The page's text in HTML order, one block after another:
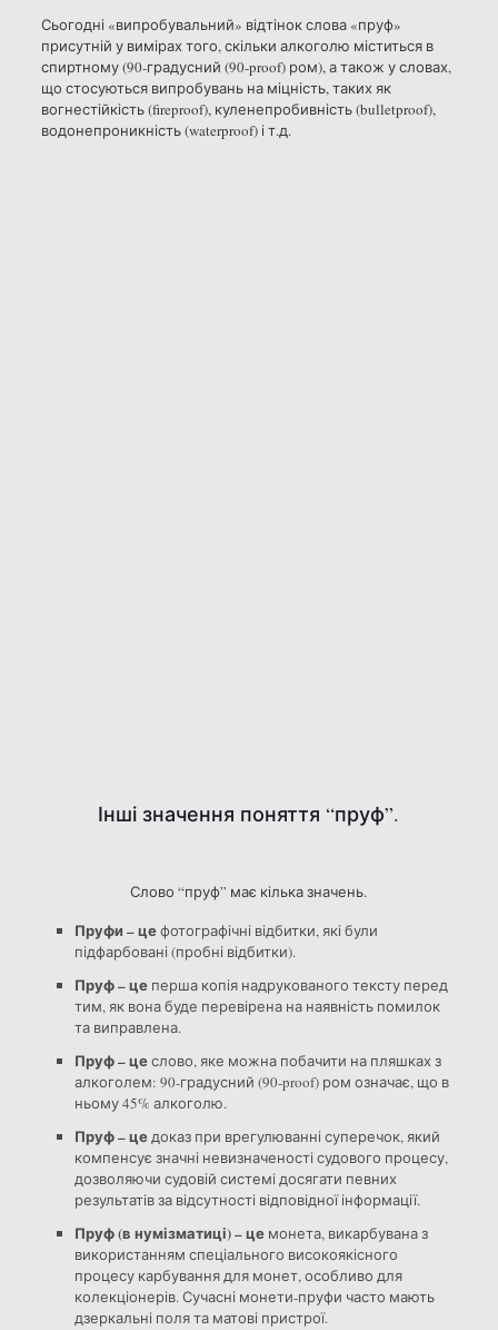
Сьогодні «випробувальний» відтінок слова «пруф»
присутній у вимірах того, скільки алкоголю міститься в
спиртному (90-градусний (90-proof) ром), а також у словах,
що стосуються випробувань на міцність, таких як
вогнестійкість (fireproof), куленепробивність (bulletproof),
водонепроникність (waterproof) і т.д.
Інші значення поняття “пруф”.
Слово “пруф” має кілька значень.
Пруфи – цефотографічні відбитки, які були
підфарбовані (пробні відбитки).
Пруф – цеперша копія надрукованого тексту перед
тим, як вона буде перевірена на наявність помилок
та виправлена.
Пруф – цеслово, яке можна побачити на пляшках з
алкоголем: 90-градусний (90-proof) ром означає, що в
ньому 45% алкоголю.
Пруф – цедоказ при врегулюванні суперечок, який
компенсує значні невизначеності судового процесу,
дозволяючи судовій системі досягати певних
результатів за відсутності відповідної інформації.
Пруф (в нумізматиці) – цемонета, викарбувана з
використанням спеціального високоякісного
процесу карбування для монет, особливо для
колекціонерів. Сучасні монети-пруфи часто мають
дзеркальні поля та матові пристрої.